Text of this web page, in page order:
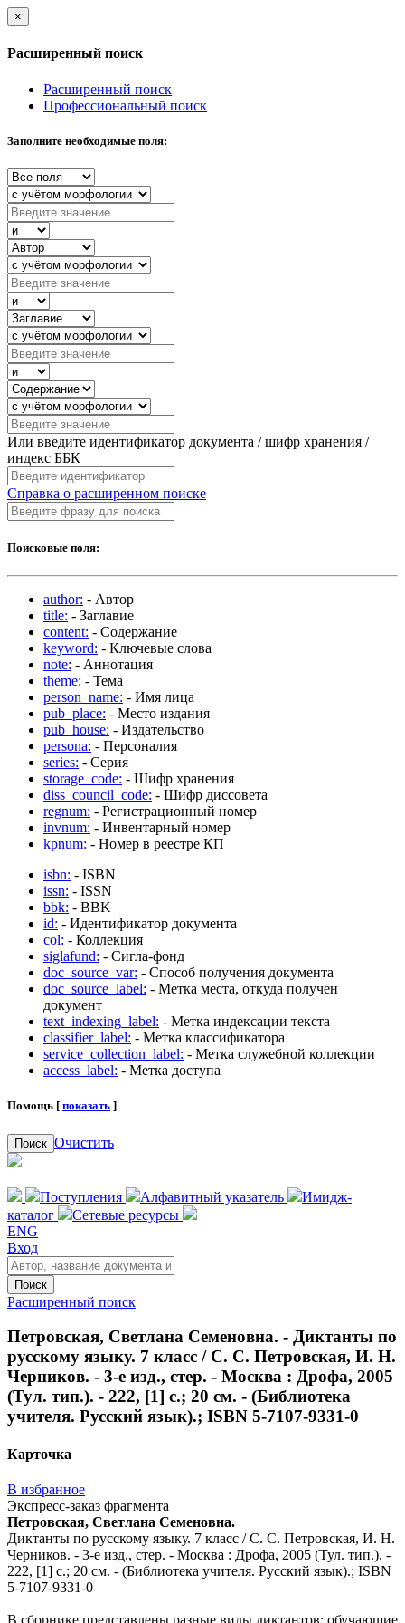
×
Расширенный поиск
Расширенный поиск
Профессиональный поиск
Заполните необходимые поля:
Или введите идентификатор документа / шифр хранения /
индекс ББК
Справка о расширенном поиске
Поисковые поля:
author: - Автор
title: - Заглавие
content: - Содержание
keyword: - Ключевые слова
note: - Аннотация
theme: - Тема
person_name: - Имя лица
pub_place: - Место издания
pub_house: - Издательство
persona: - Персоналия
series: - Серия
storage_code: - Шифр хранения
diss_council_code: - Шифр диссовета
regnum: - Регистрационный номер
invnum: - Инвентарный номер
kpnum: - Номер в реестре КП
isbn: - ISBN
issn: - ISSN
bbk: - BBK
id: - Идентификатор документа
col: - Коллекция
siglafund: - Сигла-фонд
doc_source_var: - Способ получения документа
doc_source_label: - Метка места, откуда получен
документ
text_indexing_label: - Метка индексации текста
classifier_label: - Метка классификатора
service_collection_label: - Метка служебной коллекции
access_label: - Метка доступа
Помощь [ показать ]
Поиск Очистить
Поступления Алфавитный указатель
Имидж-
каталог
Сетевые ресурсы
ENG
Вход
Поиск
Расширенный поиск
Петровская, Светлана Семеновна. - Диктанты по
русскому языку. 7 класс / С. С. Петровская, И. Н.
Черников. - 3-е изд., стер. - Москва : Дрофа, 2005
(Тул. тип.). - 222, [1] с.; 20 см. - (Библиотека
учителя. Русский язык).; ISBN 5-7107-9331-0
Карточка
В избранное
Экспресс-заказ фрагмента
Петровская, Светлана Семеновна.
Диктанты по русскому языку. 7 класс / С. С. Петровская, И. Н.
Черников. - 3-е изд., стер. - Москва : Дрофа, 2005 (Тул. тип.). -
222, [1] с.; 20 см. - (Библиотека учителя. Русский язык).; ISBN
5-7107-9331-0
В сборнике представлены разные виды диктантов: обучающие